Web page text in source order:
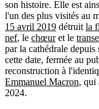
son histoire. Elle est
l'un des plus visités au
15 avril 2019 détruit la
nef, le chœuret le
par la cathédrale
cette date, fermée au
reconstruction à
Emmanuel Macron, qui
2024.